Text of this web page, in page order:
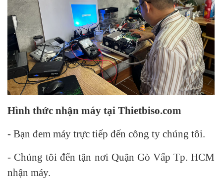
Hình thức nhận máy tại Thietbiso.com
- Bạn đem máy trực tiếp đến công ty chúng tôi.
- Chúng tôi đến tận nơi Quận Gò Vấp Tp. HCM
nhận máy.